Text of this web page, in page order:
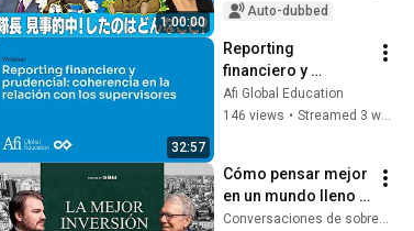
1:00:00
~Bull and Bear~]
Auto-dubbed
32:57
Reporting
financiero y
prudencial:
coherencia en la
Afi Global Education
146 views • Streamed 3 weeks ago
Cómo pensar mejor
en un mundo lleno
de información
Conversaciones de sobremesa and GBM